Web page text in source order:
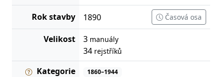
Rok stavby 1890 Časová osa
Velikost 3 manuály
34 rejstříků
Kategorie
1860–1944